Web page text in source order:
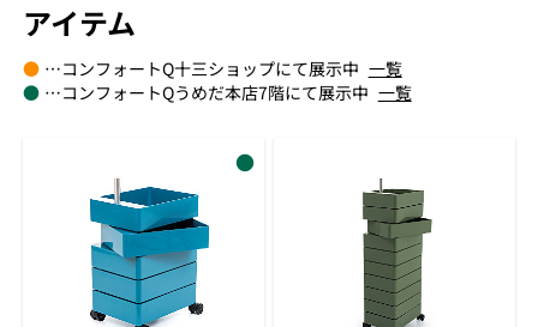
アイテム
●…コンフォートQ十三ショップにて展示中 一覧
●…コンフォートQうめだ本店7階にて展示中 一覧
●